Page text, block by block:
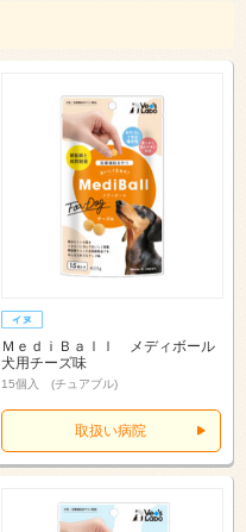
ＭｅｄｉＢａｌｌ メディボール
犬用チーズ味
15個入 (チュアブル)
取扱い病院